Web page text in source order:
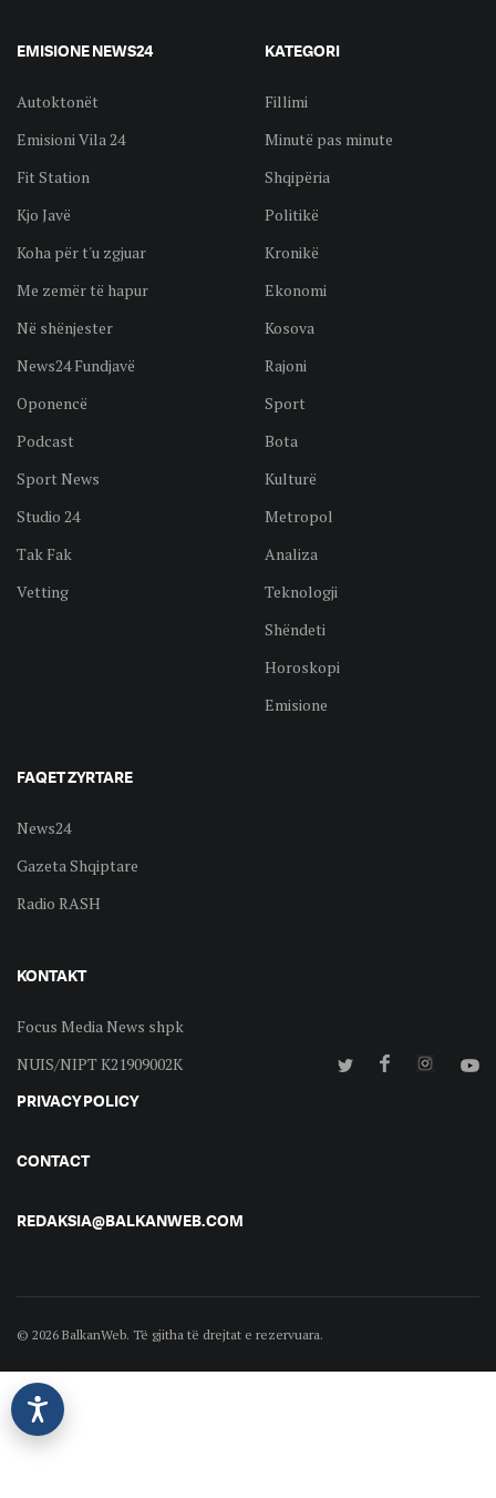
EMISIONE NEWS24
Autoktonët
Emisioni Vila 24
Fit Station
Kjo Javë
Koha për t'u zgjuar
Me zemër të hapur
Në shënjester
News24 Fundjavë
Oponencë
Podcast
Sport News
Studio 24
Tak Fak
Vetting
KATEGORI
Fillimi
Minutë pas minute
Shqipëria
Politikë
Kronikë
Ekonomi
Kosova
Rajoni
Sport
Bota
Kulturë
Metropol
Analiza
Teknologji
Shëndeti
Horoskopi
Emisione
FAQET ZYRTARE
News24
Gazeta Shqiptare
Radio RASH
KONTAKT
Focus Media News shpk
NUIS/NIPT K21909002K
PRIVACY POLICY
CONTACT
REDAKSIA@BALKANWEB.COM
© 2026 BalkanWeb. Të gjitha të drejtat e rezervuara.
©